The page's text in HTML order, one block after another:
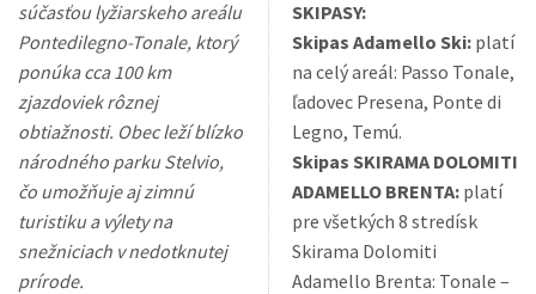
súčasťou lyžiarskeho areálu
Pontedilegno-Tonale, ktorý
ponúka cca 100 km
zjazdoviek rôznej
obtiažnosti. Obec leží blízko
národného parku Stelvio,
čo umožňuje aj zimnú
turistiku a výlety na
snežniciach v nedotknutej
prírode.
SKIPASY:
Skipas Adamello Ski: platí
na celý areál: Passo Tonale,
ľadovec Presena, Ponte di
Legno, Temú.
Skipas SKIRAMA DOLOMITI
ADAMELLO BRENTA: platí
pre všetkých 8 stredísk
Skirama Dolomiti
Adamello Brenta: Tonale –